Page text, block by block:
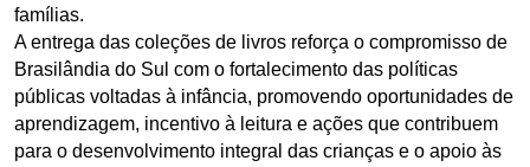
famílias.
A entrega das coleções de livros reforça o compromisso de
Brasilândia do Sul com o fortalecimento das políticas
públicas voltadas à infância, promovendo oportunidades de
aprendizagem, incentivo à leitura e ações que contribuem
para o desenvolvimento integral das crianças e o apoio às